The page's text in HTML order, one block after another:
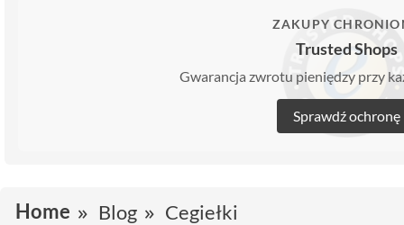
ZAKUPY
Trusted Shops
Gwarancja zwrotu pieniędzy przy
Sprawdź ochronę
Home Blog Cegiełki